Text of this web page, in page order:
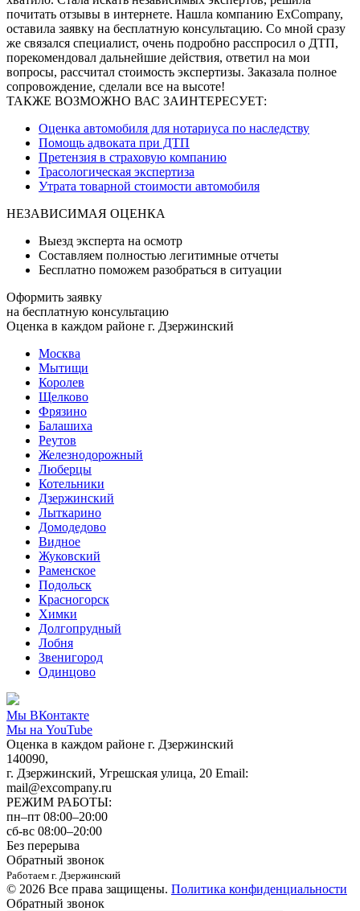
почитать отзывы в интернете. Нашла компанию ExCompany,
оставила заявку на бесплатную консультацию. Со мной сразу
же связался специалист, очень подробно расспросил о ДТП,
порекомендовал дальнейшие действия, ответил на мои
вопросы, рассчитал стоимость экспертизы. Заказала полное
сопровождение, сделали все на высоте!
ТАКЖЕ ВОЗМОЖНО ВАС ЗАИНТЕРЕСУЕТ:
Оценка автомобиля для нотариуса по наследству
Помощь адвоката при ДТП
Претензия в страховую компанию
Трасологическая экспертиза
Утрата товарной стоимости автомобиля
НЕЗАВИСИМАЯ ОЦЕНКА
Выезд эксперта на осмотр
Составляем полностью легитимные отчеты
Бесплатно поможем разобраться в ситуации
Оформить заявку
на бесплатную консультацию
Оценка в каждом районе г. Дзержинский
Москва
Мытищи
Королев
Щелково
Фрязино
Балашиха
Реутов
Железнодорожный
Люберцы
Котельники
Дзержинский
Лыткарино
Домодедово
Видное
Жуковский
Раменское
Подольск
Красногорск
Химки
Долгопрудный
Лобня
Звенигород
Одинцово
Мы ВКонтакте
Мы на YouTube
Оценка в каждом районе г. Дзержинский
140090,
г. Дзержинский, Угрешская улица, 20 Email:
mail@excompany.ru
РЕЖИМ РАБОТЫ:
пн–пт 08:00–20:00
сб-вс 08:00–20:00
Без перерыва
Обратный звонок
Работаем г. Дзержинский
© 2026 Все права защищены. Политика конфиденциальности
Обратный звонок